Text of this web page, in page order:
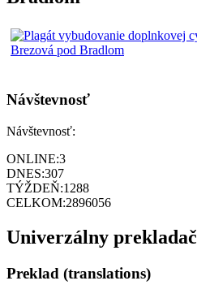
Návštevnosť
Návštevnosť:
ONLINE:3
DNES:307
TÝŽDEŇ:1288
CELKOM:2896056
Univerzálny prekladač
Preklad (translations)